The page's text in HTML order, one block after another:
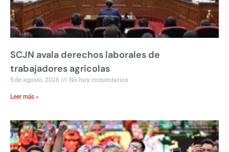
SCJN avala derechos laborales de
trabajadores agrícolas
5 de agosto, 2026 No hay comentarios
Leer más »